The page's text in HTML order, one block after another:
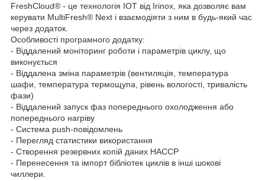
FreshCloud® - це технологія IOT від Irinox, яка дозволяє вам
керувати MultiFresh® Next і взаємодіяти з ним в будь-який час
через додаток.
Особливості програмного додатку:
- Віддалений моніторинг роботи і параметрів циклу, що
виконується
- Віддалена зміна параметрів (вентиляція, температура
шафи, температура термощупа, рівень вологості, тривалість
фази)
- Віддалений запуск фаз попереднього охолодження або
попереднього нагріву
- Система push-повідомлень
- Перегляд статистики використання
- Створення резервних копій даних HACCP
- Перенесення та імпорт бібліотек циклів в інші шокові
чиллери.